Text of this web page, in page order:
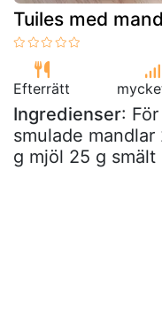
Tuiles med
Efterrätt
Ingredienser:
smulade
g mjöl 25 g smält